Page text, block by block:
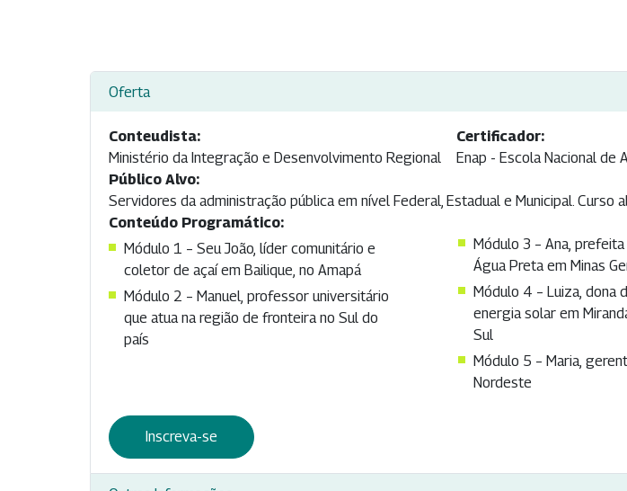
Oferta
Conteudista:
Ministério da Integração e Desenvolvimento Regional
Certificador:
Enap - Escola Nacional de
Público Alvo:
Servidores da administração pública em nível Federal, Estadual e Municipal.
Conteúdo Programático:
Módulo 1 – Seu João, líder comunitário e
coletor de açaí em Bailique, no Amapá
Módulo 2 – Manuel, professor universitário
que atua na região de fronteira no Sul do
país
Módulo 3 – Ana,
Água Preta em Minas
Módulo 4 – Luiza, dona
energia solar em
Sul
Módulo 5 – Maria,
Nordeste
Inscreva-se